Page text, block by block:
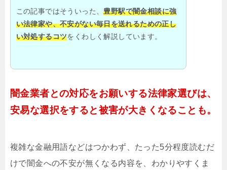
この記事ではそういった、豊野駅で闇金相談に強
い法律家や、不安がない毎日を送れるための正し
い対処するコツをくわしく解説しています。
闇金業者との対応をお願いする法律家選びは、
安易な選択をすると被害が大きくなることも。
複雑な金融用語などはつかわず、たった5分程度読むだ
けで闇金への不安が無くなる内容を、わかりやすくま